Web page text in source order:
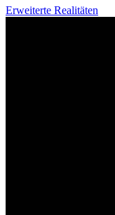
Erweiterte Realitäten